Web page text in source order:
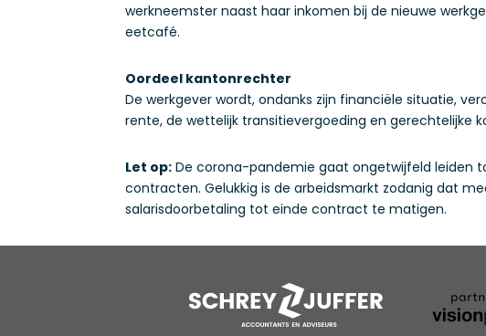
werkneemster naast haar inkomen bij de nieuwe
eetcafé.
Oordeel kantonrechter
De werkgever wordt, ondanks zijn financiële situatie,
rente, de wettelijk transitievergoeding en gerechtelijke
Let op: De corona-pandemie gaat ongetwijfeld leiden
contracten. Gelukkig is de arbeidsmarkt zodanig dat
salarisdoorbetaling tot einde contract te matigen.